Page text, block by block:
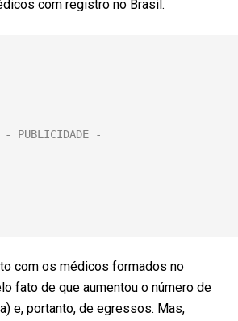
com registro no Brasil.
com os médicos formados no
fato de que aumentou o número de
e, portanto, de egressos. Mas,